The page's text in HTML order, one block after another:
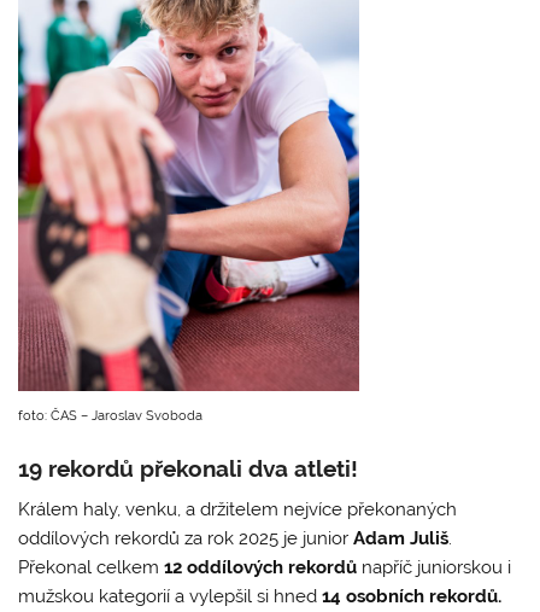
foto: ČAS – Jaroslav Svoboda
19 rekordů překonali dva atleti!
Králem haly, venku, a držitelem nejvíce překonaných
oddílových rekordů za rok 2025 je juniorAdam Juliš.
Překonal celkem12 oddílových rekordů napříč juniorskou i
mužskou kategorií a vylepšil si hned14 osobních rekordů.